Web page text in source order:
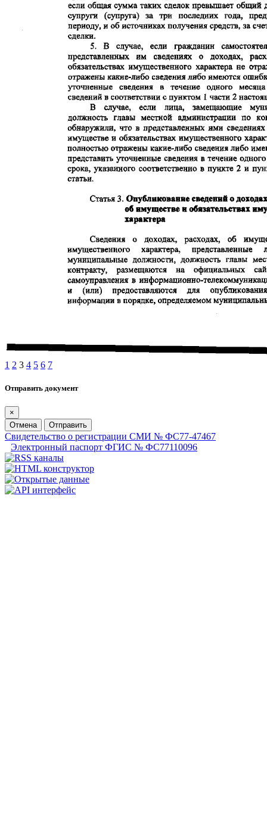
1 2 3 4 5 6 7
Отправить документ
×
Отмена
Отправить
Свидетельство о регистрации СМИ № ФС77-47467
Электронный паспорт ФГИС № ФС77110096